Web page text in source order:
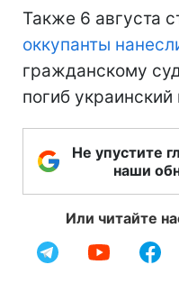
Также 6 августа
оккупанты
гражданскому
погиб
Не упустите
наши
Или читайте